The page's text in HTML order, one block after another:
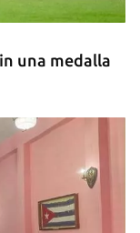
una medalla